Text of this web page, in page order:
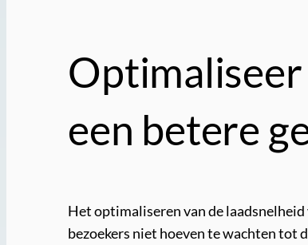
een betere
Het optimaliseren van de
bezoekers niet hoeven te wachten tot